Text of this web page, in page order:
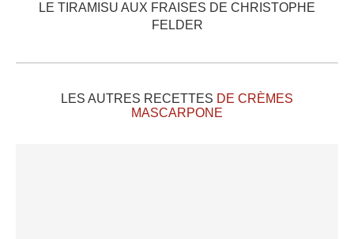
LE TIRAMISU AUX FRAISES DE CHRISTOPHE
FELDER
LES AUTRES RECETTES DE CRÈMES
MASCARPONE